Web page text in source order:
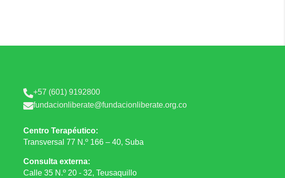
+57 (601) 9192800
fundacionliberate@fundacionliberate.org.co
Centro Terapéutico:
Transversal 77 N.º 166 – 40, Suba
Consulta externa:
Calle 35 N.º 20 - 32, Teusaquillo